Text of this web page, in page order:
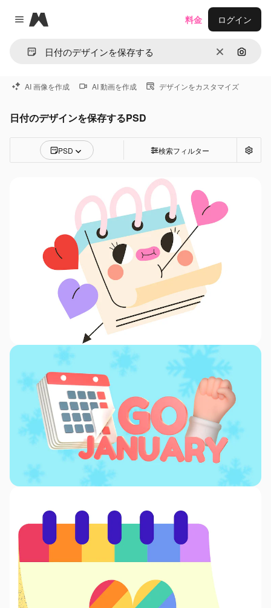
Close menu
Magnific
消去 画像で
料金 ログイン
AI 画像を作成 AI 動画を作成 デザインをカスタマイズ
日付のデザインを保存するPSD
PSD 検索フィルター